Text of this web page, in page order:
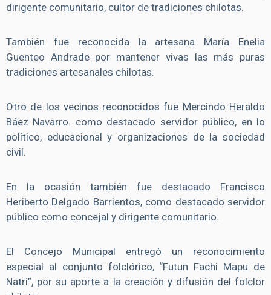
dirigente comunitario, cultor de tradiciones chilotas.
También fue reconocida la artesana María Enelia
Guenteo Andrade por mantener vivas las más puras
tradiciones artesanales chilotas.
Otro de los vecinos reconocidos fue Mercindo Heraldo
Báez Navarro. como destacado servidor público, en lo
político, educacional y organizaciones de la sociedad
civil.
En la ocasión también fue destacado Francisco
Heriberto Delgado Barrientos, como destacado servidor
público como concejal y dirigente comunitario.
El Concejo Municipal entregó un reconocimiento
especial al conjunto folclórico, “Futun Fachi Mapu de
Natri”, por su aporte a la creación y difusión del folclor